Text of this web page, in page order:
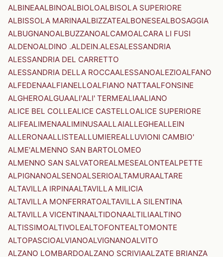
ALBINEAALBINOALBIOLOALBISOLA SUPERIORE
ALBISSOLA MARINAALBIZZATEALBONESEALBOSAGGIA
ALBUGNANOALBUZZANOALCAMOALCARA LI FUSI
ALDENOALDINO .ALDEIN.ALESALESSANDRIA
ALESSANDRIA DEL CARRETTO
ALESSANDRIA DELLA ROCCAALESSANOALEZIOALFANO
ALFEDENAALFIANELLOALFIANO NATTAALFONSINE
ALGHEROALGUAALI'ALI' TERMEALIAALIANO
ALICE BEL COLLEALICE CASTELLOALICE SUPERIORE
ALIFEALIMENAALIMINUSAALLAIALLEGHEALLEIN
ALLERONAALLISTEALLUMIEREALLUVIONI CAMBIO'
ALME'ALMENNO SAN BARTOLOMEO
ALMENNO SAN SALVATOREALMESEALONTEALPETTE
ALPIGNANOALSENOALSERIOALTAMURAALTARE
ALTAVILLA IRPINAALTAVILLA MILICIA
ALTAVILLA MONFERRATOALTAVILLA SILENTINA
ALTAVILLA VICENTINAALTIDONAALTILIAALTINO
ALTISSIMOALTIVOLEALTOFONTEALTOMONTE
ALTOPASCIOALVIANOALVIGNANOALVITO
ALZANO LOMBARDOALZANO SCRIVIAALZATE BRIANZA